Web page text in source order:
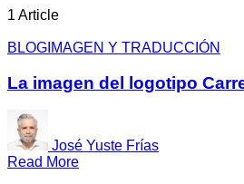
1 Article
BLOG IMAGEN Y TRADUCCIÓN
La imagen del logotipo
José Yuste Frías
Read More